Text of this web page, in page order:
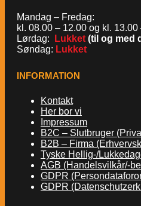
Mandag – Fredag:
kl. 08.00 – 12.00 og kl. 13.00
Lørdag:
Lukket (til og med
Søndag: Lukket
INFORMATION
Kontakt
Her bor vi
Impressum
B2C – Slutbruger
B2B – Firma
Tyske Hellig-/
AGB (Handelsvilkår/-
GDPR
GDPR